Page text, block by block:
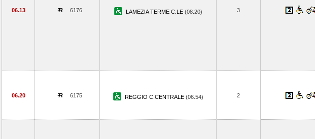
06.13 6176 LAMEZIA TERME C.LE (08.20) 3
06.20 6175 REGGIO C.CENTRALE (06.54) 2